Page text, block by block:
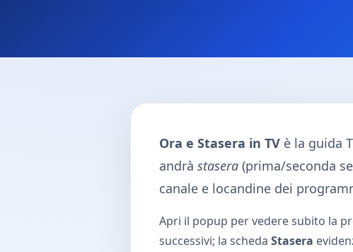
Ora e Stasera in TV è la guida
andrà stasera (prima/seconda
canale e locandine dei
Apri il popup per vedere subito la
successivi; la scheda Stasera